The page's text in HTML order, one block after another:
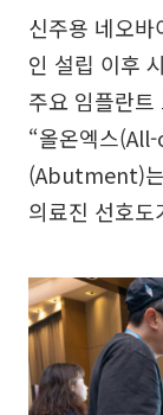
신주용 네오
인 설립 이후
주요 임플란
“올온엑스
(Abutment)는
의료진 선호도